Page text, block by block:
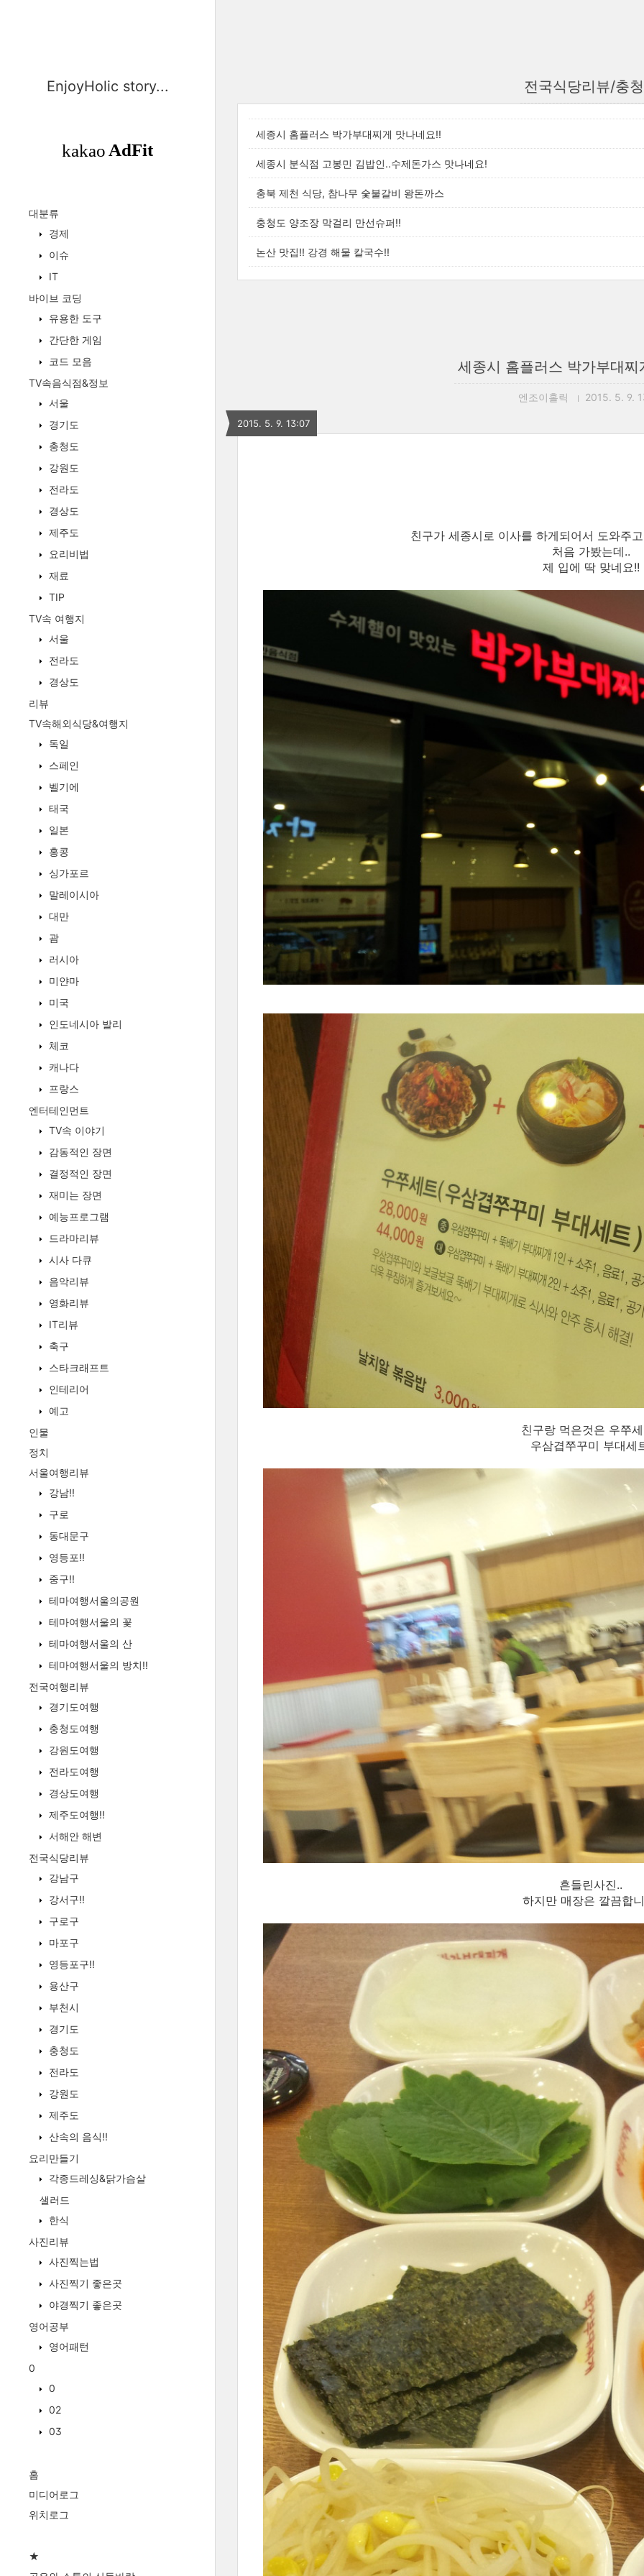
EnjoyHolic story...
대분류
경제
이슈
IT
바이브 코딩
유용한 도구
간단한 게임
코드 모음
TV속음식점&정보
서울
경기도
충청도
강원도
전라도
경상도
제주도
요리비법
재료
TIP
TV속 여행지
서울
전라도
경상도
리뷰
TV속해외식당&여행지
독일
스페인
벨기에
태국
일본
홍콩
싱가포르
말레이시아
대만
괌
러시아
미얀마
미국
인도네시아 발리
체코
캐나다
프랑스
엔터테인먼트
TV속 이야기
감동적인 장면
결정적인 장면
재미는 장면
예능프로그램
드라마리뷰
시사 다큐
음악리뷰
영화리뷰
IT리뷰
축구
스타크래프트
인테리어
예고
인물
정치
서울여행리뷰
강남!!
구로
동대문구
영등포!!
중구!!
테마여행서울의공원
테마여행서울의 꽃
테마여행서울의 산
테마여행서울의 방치!!
전국여행리뷰
경기도여행
충청도여행
강원도여행
전라도여행
경상도여행
제주도여행!!
서해안 해변
전국식당리뷰
강남구
강서구!!
구로구
마포구
영등포구!!
용산구
부천시
경기도
충청도
전라도
강원도
제주도
산속의 음식!!
요리만들기
각종드레싱&닭가슴살
샐러드
한식
사진리뷰
사진찍는법
사진찍기 좋은곳
야경찍기 좋은곳
영어공부
영어패턴
0
0
02
03
홈
미디어로그
위치로그
★
전국식당리뷰/충
세종시 홈플러스 박가부대찌게 맛나네요!!
세종시 분식점 고봉민 김밥인..수제돈가스 맛나네요!
충북 제천 식당, 참나무 숯불갈비 왕돈까스
충청도 양조장 막걸리 만선슈퍼!!
논산 맛집!! 강경 해물 칼국수!!
세종시 홈플러스 박가부대
엔조이홀릭 2015. 5. 9.
2015. 5. 9. 13:07
친구가 세종시로 이사를 하게되어서 도와주
처음 가봤는데..
제 입에 딱 맞네요!!
친구랑 먹은것은 우쭈
우삼겹쭈꾸미 부대세
흔들린사진..
하지만 매장은 깔끔합